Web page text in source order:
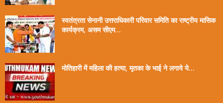
स्वतंत्रता सेनानी उत्तराधिकारी परिवार समिति का राष्ट्रीय मासिक
कार्यक्रम, असम सीएम...
मोतिहारी में महिला की हत्या, मृतका के भाई ने लगाये ये...